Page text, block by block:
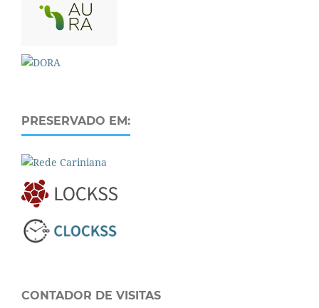
PRESERVADO EM:
CONTADOR DE VISITAS